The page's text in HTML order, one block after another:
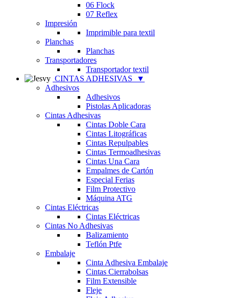
06 Flock
07 Reflex
Impresión
Imprimible para textil
Planchas
Planchas
Transportadores
Transportador textil
CINTAS ADHESIVAS
▼
Adhesivos
Adhesivos
Pistolas Aplicadoras
Cintas Adhesivas
Cintas Doble Cara
Cintas Litográficas
Cintas Repulpables
Cintas Termoadhesivas
Cintas Una Cara
Empalmes de Cartón
Especial Ferias
Film Protectivo
Máquina ATG
Cintas Eléctricas
Cintas Eléctricas
Cintas No Adhesivas
Balizamiento
Teflón Ptfe
Embalaje
Cinta Adhesiva Embalaje
Cintas Cierrabolsas
Film Extensible
Fleje